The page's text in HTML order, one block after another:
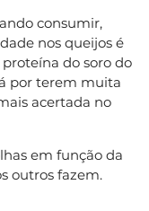
consumir,
nos queijos é
do soro do
por terem muita
acertada no
em função da
outros fazem.